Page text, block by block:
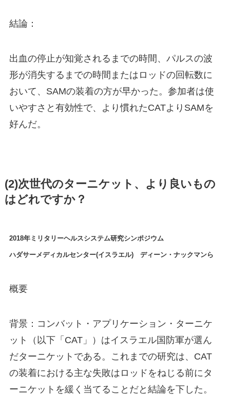
結論：
出血の停止が知覚されるまでの時間、パルスの波
形が消失するまでの時間またはロッドの回転数に
おいて、SAMの装着の方が早かった。参加者は使
いやすさと有効性で、より慣れたCATよりSAMを
好んだ。
(2)次世代のターニケット、より良いもの
はどれですか？
2018年ミリタリーヘルスシステム研究シンポジウム
ハダサーメディカルセンター(イスラエル) ディーン・ナックマンら
概要
背景：コンバット・アプリケーション・ターニケ
ット（以下「CAT」）はイスラエル国防軍が選ん
だターニケットである。これまでの研究は、CAT
の装着における主な失敗はロッドをねじる前にタ
ーニケットを緩く当てることだと結論を下した。